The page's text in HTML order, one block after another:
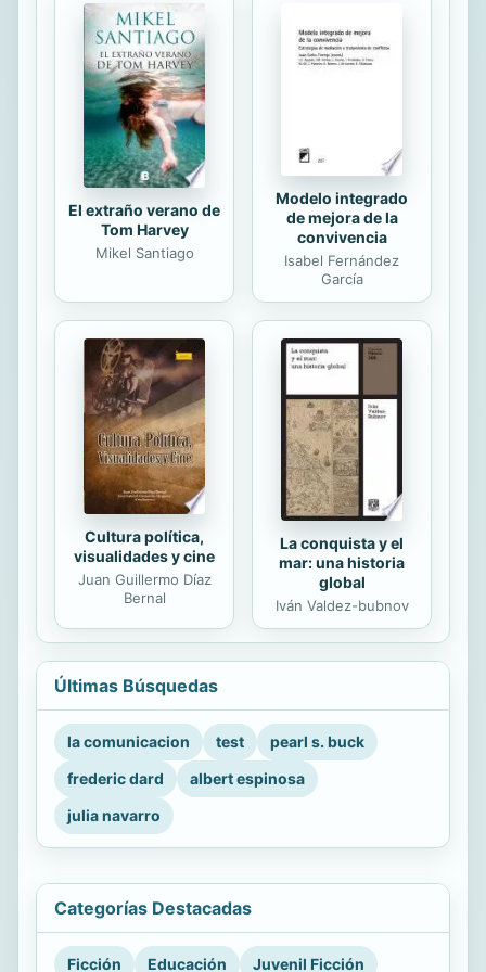
la justa resistencia al cambio de
muchos docentes? ¿Qué hacer para
mejorar la educación, para ofrecer
una educación de calidad? El libro,
con un enfoque eminentemente
práctico, trata de responder a estas
cuestiones,...
El extraño verano de
Tom Harvey
Mikel Santiago
Modelo integrado
de mejora de la
convivencia
Isabel Fernández
García
Cultura política,
visualidades y cine
Juan Guillermo Díaz
Bernal
La conquista y el
mar: una historia
global
Iván Valdez-bubnov
Últimas Búsquedas
la comunicacion test
pearl s. buck
frederic dard
albert espinosa
julia navarro
Categorías Destacadas
Ficción Educación Juvenil Ficción